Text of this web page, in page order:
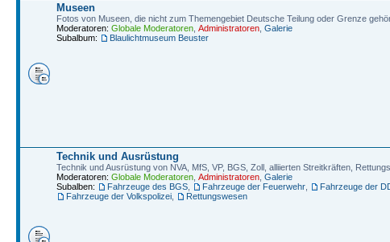
Museen
Fotos von Museen, die nicht zum Themengebiet Deutsche Teilung oder Grenze
Moderatoren: Globale Moderatoren Administratoren Galerie
Subalbum:
Blaulichtmuseum Beuster
Technik und Ausrüstung
Technik und Ausrüstung von NVA, MfS, VP, BGS, Zoll, alliierten Streitkräften,
Moderatoren: Globale Moderatoren Administratoren Galerie
Subalben:
Fahrzeuge des BGS Fahrzeuge der Feuerwehr Fahrzeuge der
Fahrzeuge der Volkspolizei
Rettungswesen